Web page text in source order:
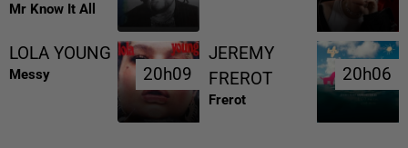
Mr Know It All
LOLA YOUNG
Messy 20h09
20h09
JEREMY
FREROT
Frerot
20h06
20h06